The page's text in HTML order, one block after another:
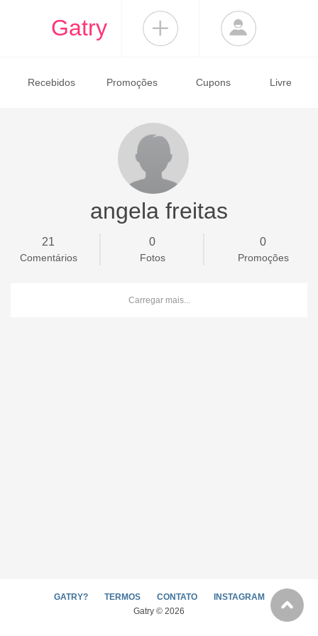
Gatry
Recebidos Promoções Cupons Livre
angela freitas
21
Comentários
0
Fotos
0
Promoções
Carregar mais...
GATRY? TERMOS CONTATO
INSTAGRAM
Gatry © 2026